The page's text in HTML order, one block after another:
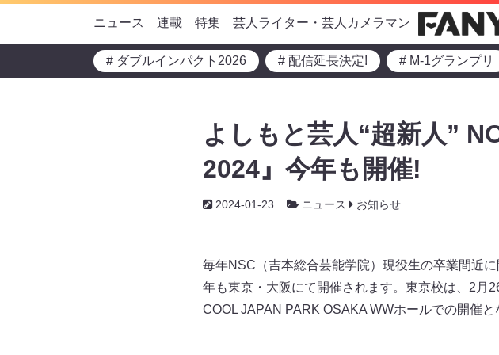
ニュース 連載 特集 芸人ライター・芸人カメラマン
# ダブルインパクト2026 # 配信延長決定! # M-1グランプリ
よしもと芸人“超新人”
2024』今年も開催!
2024-01-23 ニュース お知らせ
毎年NSC（吉本総合芸能学院）現役生の卒業間近
年も東京・大阪にて開催されます。東京校は、2月
COOL JAPAN PARK OSAKA WWホールでの開催と